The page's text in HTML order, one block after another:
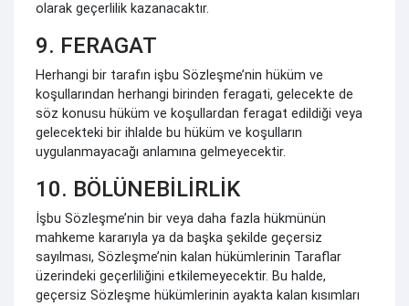
olarak geçerlilik kazanacaktır.
9. FERAGAT
Herhangi bir tarafın işbu Sözleşme’nin hüküm ve
koşullarından herhangi birinden feragati, gelecekte de
söz konusu hüküm ve koşullardan feragat edildiği veya
gelecekteki bir ihlalde bu hüküm ve koşulların
uygulanmayacağı anlamına gelmeyecektir.
10. BÖLÜNEBİLİRLİK
İşbu Sözleşme’nin bir veya daha fazla hükmünün
mahkeme kararıyla ya da başka şekilde geçersiz
sayılması, Sözleşme’nin kalan hükümlerinin Taraflar
üzerindeki geçerliliğini etkilemeyecektir. Bu halde,
geçersiz Sözleşme hükümlerinin ayakta kalan kısımları